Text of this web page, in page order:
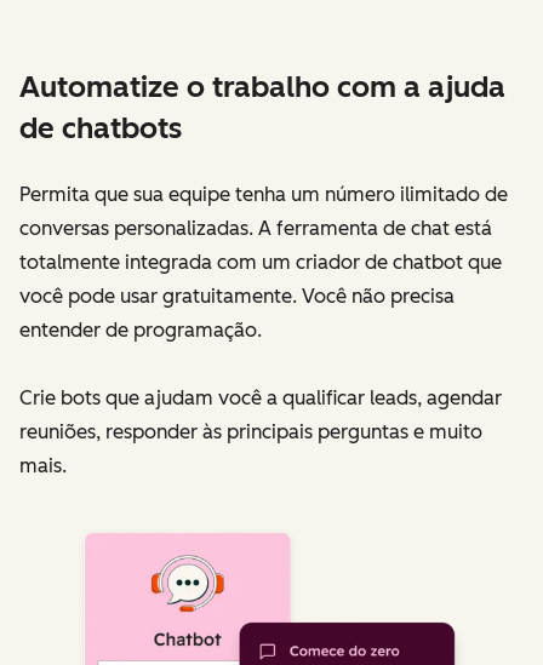
Automatize o trabalho com a ajuda
de chatbots
Permita que sua equipe tenha um número ilimitado de
conversas personalizadas. A ferramenta de chat está
totalmente integrada com um criador de chatbot que
você pode usar gratuitamente. Você não precisa
entender de programação.
Crie bots que ajudam você a qualificar leads, agendar
reuniões, responder às principais perguntas e muito
mais.